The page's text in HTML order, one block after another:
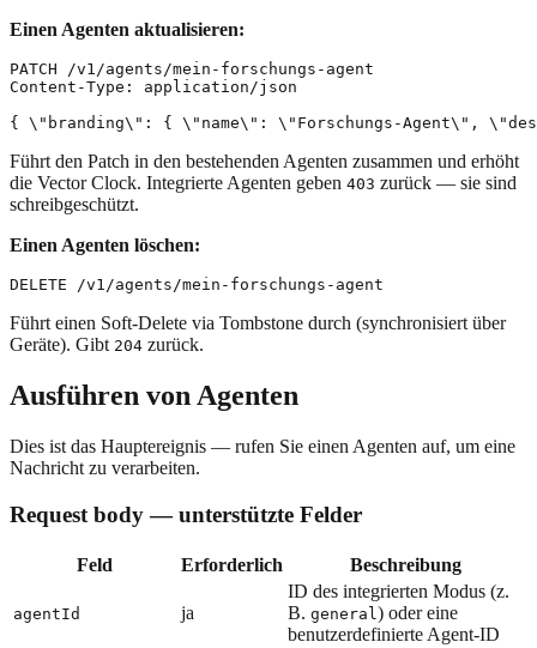
Einen Agenten aktualisieren:
PATCH /v1/agents/mein-forschungs-agent
Content-Type: application/json
Führt den Patch in den bestehenden Agenten zusammen und erhöht
die Vector Clock. Integrierte Agenten geben 403 zurück — sie sind
schreibgeschützt.
Einen Agenten löschen:
Führt einen Soft-Delete via Tombstone durch (synchronisiert über
Geräte). Gibt 204 zurück.
Ausführen von Agenten
Dies ist das Hauptereignis — rufen Sie einen Agenten auf, um eine
Nachricht zu verarbeiten.
Request body — unterstützte Felder
Feld Erforderlich Beschreibung
agentId ja
ID des integrierten Modus (z.
B. general ) oder eine
benutzerdefinierte Agent-ID